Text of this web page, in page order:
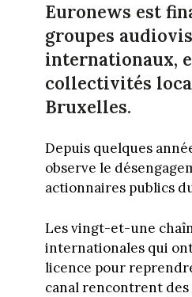
Euronews est
groupes
internationaux,
collectivités
Bruxelles.
Depuis quelques
observe le
actionnaires publics
Les vingt-et-une
internationales qui
licence pour
canal rencontrent des